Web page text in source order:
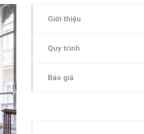
Giới thiệu
Quy trình
Báo giá